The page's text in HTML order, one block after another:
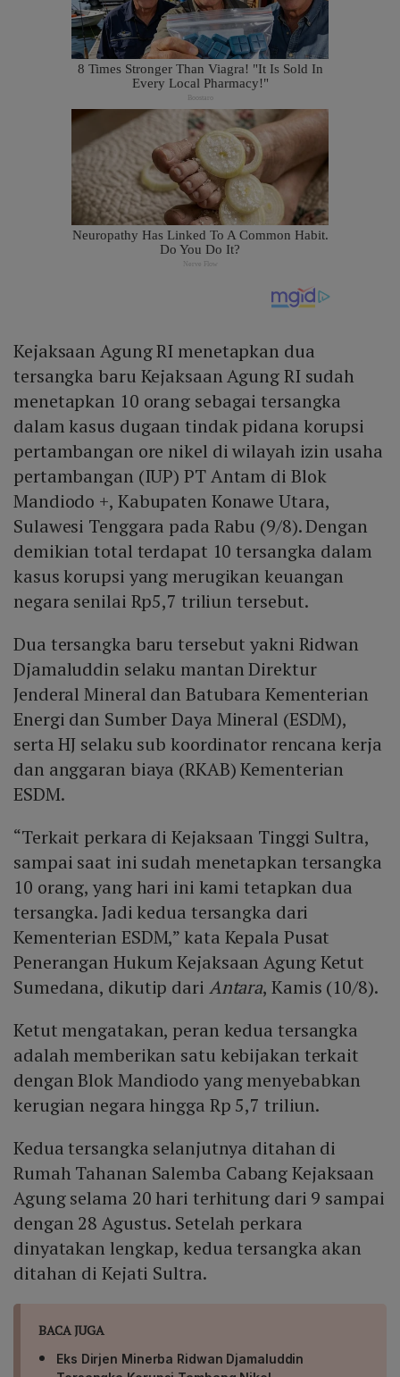
Kejaksaan Agung RI menetapkan dua
tersangka baru Kejaksaan Agung RI sudah
menetapkan 10 orang sebagai tersangka
dalam kasus dugaan tindak pidana korupsi
pertambangan ore nikel di wilayah izin usaha
pertambangan (IUP) PT Antam di Blok
Mandiodo +, Kabupaten Konawe Utara,
Sulawesi Tenggara pada Rabu (9/8). Dengan
demikian total terdapat 10 tersangka dalam
kasus korupsi yang merugikan keuangan
negara senilai Rp5,7 triliun tersebut.
Dua tersangka baru tersebut yakni Ridwan
Djamaluddin selaku mantan Direktur
Jenderal Mineral dan Batubara Kementerian
Energi dan Sumber Daya Mineral (ESDM),
serta HJ selaku sub koordinator rencana kerja
dan anggaran biaya (RKAB) Kementerian
ESDM.
“Terkait perkara di Kejaksaan Tinggi Sultra,
sampai saat ini sudah menetapkan tersangka
10 orang, yang hari ini kami tetapkan dua
tersangka. Jadi kedua tersangka dari
Kementerian ESDM,” kata Kepala Pusat
Penerangan Hukum Kejaksaan Agung Ketut
Sumedana, dikutip dari Antara, Kamis (10/8).
Ketut mengatakan, peran kedua tersangka
adalah memberikan satu kebijakan terkait
dengan Blok Mandiodo yang menyebabkan
kerugian negara hingga Rp 5,7 triliun.
Kedua tersangka selanjutnya ditahan di
Rumah Tahanan Salemba Cabang Kejaksaan
Agung selama 20 hari terhitung dari 9 sampai
dengan 28 Agustus. Setelah perkara
dinyatakan lengkap, kedua tersangka akan
ditahan di Kejati Sultra.
BACA JUGA
Eks Dirjen Minerba Ridwan Djamaluddin